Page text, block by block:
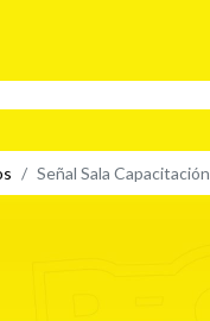
Señal Sala Capacitación